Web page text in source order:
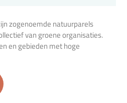
zogenoemde natuurparels
van groene organisaties.
en gebieden met hoge